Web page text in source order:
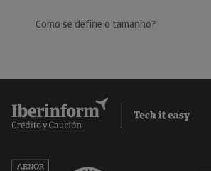
Como se define o tamanho?